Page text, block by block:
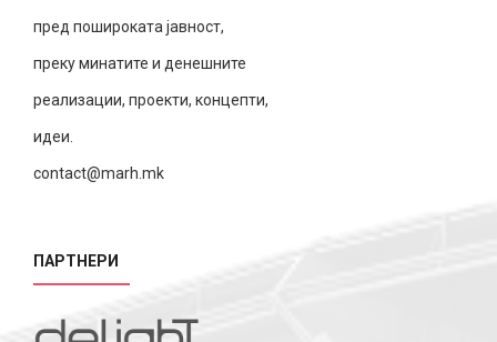
пред пошироката јавност,
преку минатите и денешните
реализации, проекти, концепти,
идеи.
contact@marh.mk
ПАРТНЕРИ